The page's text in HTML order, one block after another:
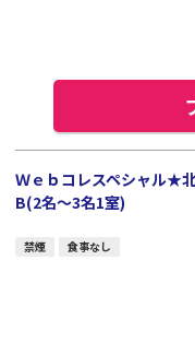
Ｗｅｂコレスペシャル★
B(2名～3名1室)
禁煙 食事なし